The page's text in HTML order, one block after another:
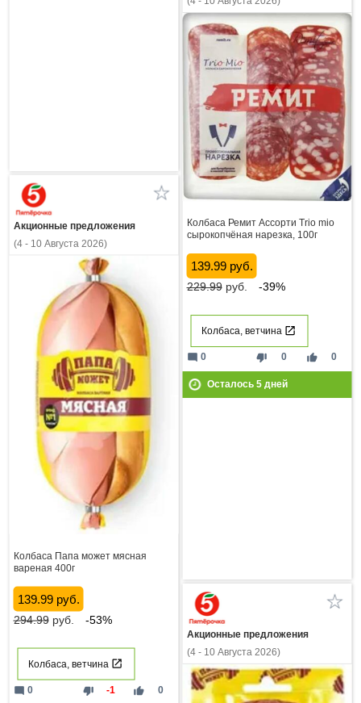
Колбаса Ремит Ассорти Trio mio
сырокопчёная нарезка, 100г
139.99 руб.
229.99руб. -39%
Колбаса, ветчина
thumb_down 0 thumb_up 0
mode_comment 0
Осталось 5дней
Акционные предложения
(4 - 10 Августа 2026)
Колбаса Папа может мясная
вареная 400г
139.99 руб.
294.99руб. -53%
Колбаса, ветчина
thumb_down -1 thumb_up 0
mode_comment 0
Акционные предложения
(4 - 10 Августа 2026)